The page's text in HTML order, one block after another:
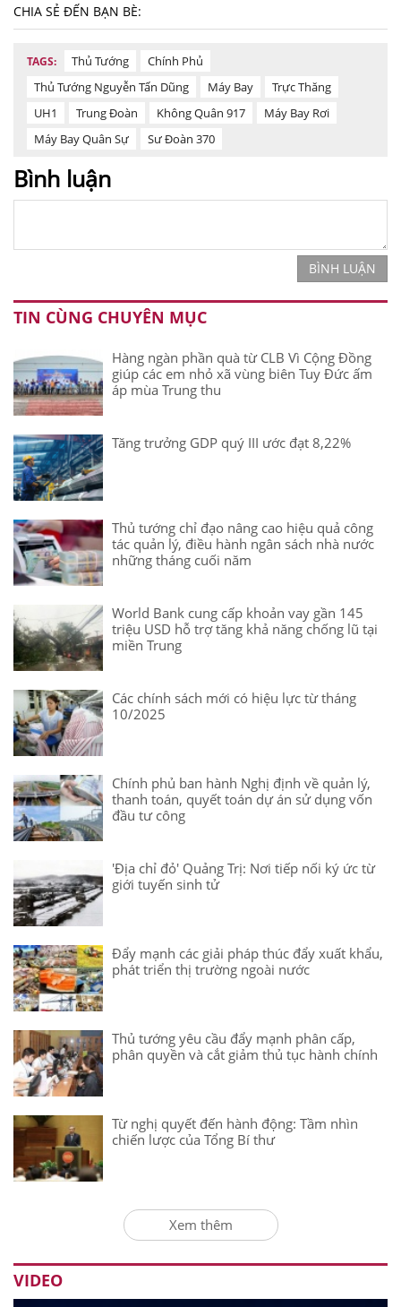
CHIA SẺ ĐẾN BẠN BÈ:
TAGS: Thủ Tướng
Chính Phủ
Thủ Tướng Nguyễn Tấn Dũng
Máy Bay
Trực Thăng
UH1
Trung Đoàn Không Quân 917
Máy Bay Rơi
Máy Bay Quân Sự
Sư Đoàn 370
Bình luận
BÌNH LUẬN
TIN CÙNG CHUYÊN MỤC
Hàng ngàn phần quà từ CLB Vì Cộng Đồng
giúp các em nhỏ xã vùng biên Tuy Đức ấm
áp mùa Trung thu
Tăng trưởng GDP quý III ước đạt 8,22%
Thủ tướng chỉ đạo nâng cao hiệu quả công
tác quản lý, điều hành ngân sách nhà nước
những tháng cuối năm
World Bank cung cấp khoản vay gần 145
triệu USD hỗ trợ tăng khả năng chống lũ tại
miền Trung
Các chính sách mới có hiệu lực từ tháng
10/2025
Chính phủ ban hành Nghị định về quản lý,
thanh toán, quyết toán dự án sử dụng vốn
đầu tư công
'Địa chỉ đỏ' Quảng Trị: Nơi tiếp nối ký ức từ
giới tuyến sinh tử
Đẩy mạnh các giải pháp thúc đẩy xuất khẩu,
phát triển thị trường ngoài nước
Thủ tướng yêu cầu đẩy mạnh phân cấp,
phân quyền và cắt giảm thủ tục hành chính
Từ nghị quyết đến hành động: Tầm nhìn
chiến lược của Tổng Bí thư
Xem thêm
VIDEO